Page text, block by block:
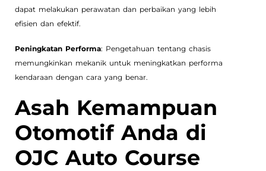
dapat melakukan perawatan dan perbaikan yang lebih
efisien dan efektif.
Peningkatan Performa: Pengetahuan tentang chasis
memungkinkan mekanik untuk meningkatkan performa
kendaraan dengan cara yang benar.
Asah Kemampuan
Otomotif Anda di
OJC Auto Course